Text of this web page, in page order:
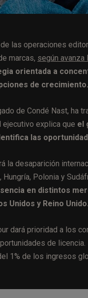
las operaciones
marcas, según avanza
orientada a
de crecimiento.
de Condé Nast, ha
ejecutivo explica que el
las
la desaparición
Polonia y
en distintos
Unidos y Reino Unido.
dará prioridad a los
de
1% de los ingresos